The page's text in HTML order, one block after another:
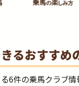
るおすすめ
6件の乗馬クラブ